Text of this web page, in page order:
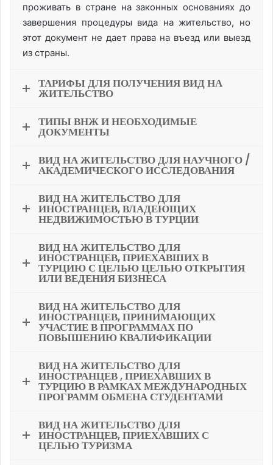
проживать в стране на законных основаниях до
завершения процедуры вида на жительство, но
этот документ не дает права на въезд или выезд
из страны.
ТАРИФЫ ДЛЯ ПОЛУЧЕНИЯ ВИД НА
ЖИТЕЛЬСТВО
ТИПЫ ВНЖ И НЕОБХОДИМЫЕ
ДОКУМЕНТЫ
ВИД НА ЖИТЕЛЬСТВО ДЛЯ НАУЧНОГО /
АКАДЕМИЧЕСКОГО ИССЛЕДОВАНИЯ
ВИД НА ЖИТЕЛЬСТВО ДЛЯ
ИНОСТРАНЦЕВ, ВЛАДЕЮЩИХ
НЕДВИЖИМОСТЬЮ В ТУРЦИИ
ВИД НА ЖИТЕЛЬСТВО ДЛЯ
ИНОСТРАНЦЕВ, ПРИЕХАВШИХ В
ТУРЦИЮ С ЦЕЛЬЮ ЦЕЛЬЮ ОТКРЫТИЯ
ИЛИ ВЕДЕНИЯ БИЗНЕСА
ВИД НА ЖИТЕЛЬСТВО ДЛЯ
ИНОСТРАНЦЕВ, ПРИНИМАЮЩИХ
УЧАСТИЕ В ПРОГРАММАХ ПО
ПОВЫШЕНИЮ КВАЛИФИКАЦИИ
ВИД НА ЖИТЕЛЬСТВО ДЛЯ
ИНОСТРАНЦЕВ , ПРИЕХАВШИХ В
ТУРЦИЮ В РАМКАХ МЕЖДУНАРОДНЫХ
ПРОГРАММ ОБМЕНА СТУДЕНТАМИ
ВИД НА ЖИТЕЛЬСТВО ДЛЯ
ИНОСТРАНЦЕВ, ПРИЕХАВШИХ С
ЦЕЛЬЮ ТУРИЗМА